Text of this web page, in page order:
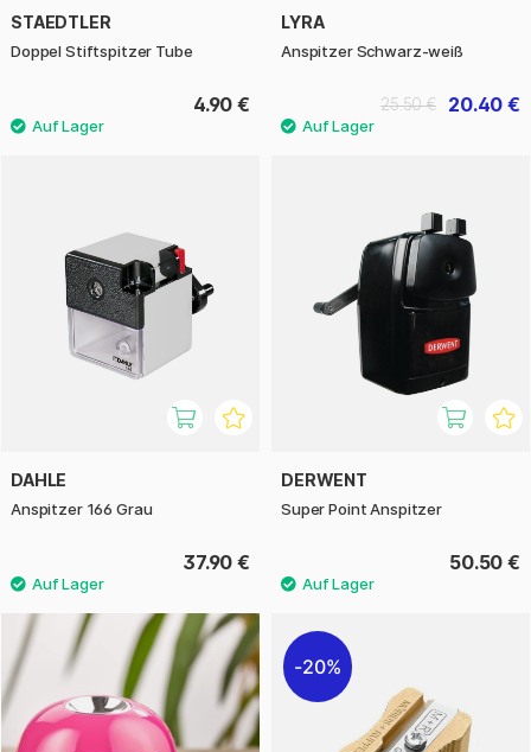
STAEDTLER
Doppel Stiftspitzer Tube
4.90 €
LYRA
Anspitzer Schwarz-weiß
20.40 €
25.50 €
DAHLE
Anspitzer 166 Grau
37.90 €
DERWENT
Super Point Anspitzer
50.50 €
20%